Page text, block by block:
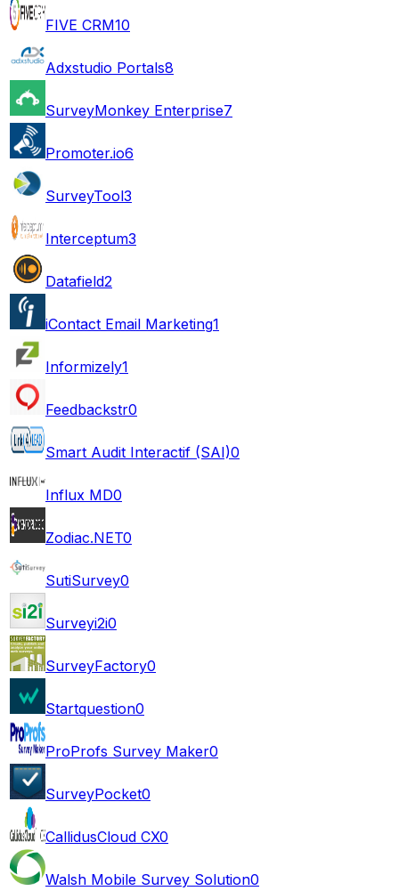
FIVE CRM10
Adxstudio Portals8
SurveyMonkey Enterprise7
Promoter.io6
SurveyTool3
Interceptum3
Datafield2
iContact Email Marketing1
Informizely1
Feedbackstr0
Smart Audit Interactif (SAI)0
Influx MD0
Zodiac.NET0
SutiSurvey0
Surveyi2i0
SurveyFactory0
Startquestion0
ProProfs Survey Maker0
SurveyPocket0
CallidusCloud CX0
Walsh Mobile Survey Solution0